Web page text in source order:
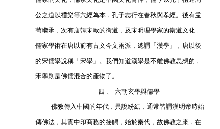
        公之道以禮樂等六經為本﹐孔子志行在春秋與孝經。後有孟
        荀繼承﹐次有唐韓宋歐的衛道﹐及宋明理學家的衛道文化﹐
        儒家學術在唐以前有古文今文兩派﹐總謂「漢學」﹐唐以後
        的宋儒學說稱「宋學」。我們知道漢學是不離佛教思想的﹐
        宋學則是佛儒混合的產物了。
                        四﹑ 六朝玄學與儒學
            佛教傳入中國的年代﹐異說紛紜﹐通常皆謂漢明帝時始
        傳佛法﹐其實中印商務的接觸﹐始於秦代﹐故佛教之來﹐在